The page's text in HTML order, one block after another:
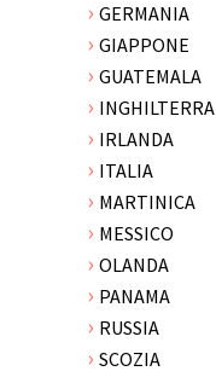
GERMANIA
GIAPPONE
GUATEMALA
INGHILTERRA
IRLANDA
ITALIA
MARTINICA
MESSICO
OLANDA
PANAMA
RUSSIA
SCOZIA